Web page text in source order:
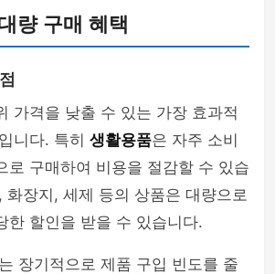
량 구매 혜택
가격을 낮출 수 있는 가장 효과적
니다. 특히 생활용품은 자주 소비
로 구매하여 비용을 절감할 수 있습
화장지, 세제 등의 상품은 대량으로
한 할인을 받을 수 있습니다.
장기적으로 제품 구입 빈도를 줄